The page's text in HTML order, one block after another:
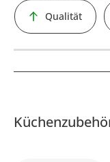
Qualität